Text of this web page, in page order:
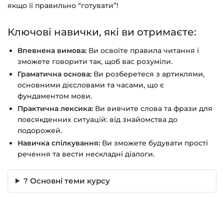
якщо її правильно “готувати”!
Ключові навички, які ви отримаєте:
Впевнена вимова: Ви освоїте правила читання і
зможете говорити так, щоб вас розуміли.
Граматична основа: Ви розберетеся з артиклями,
основними дієсловами та часами, що є
фундаментом мови.
Практична лексика: Ви вивчите слова та фрази для
повсякденних ситуацій: від знайомства до
подорожей.
Навичка спілкування: Ви зможете будувати прості
речення та вести нескладні діалоги.
? Основні теми курсу